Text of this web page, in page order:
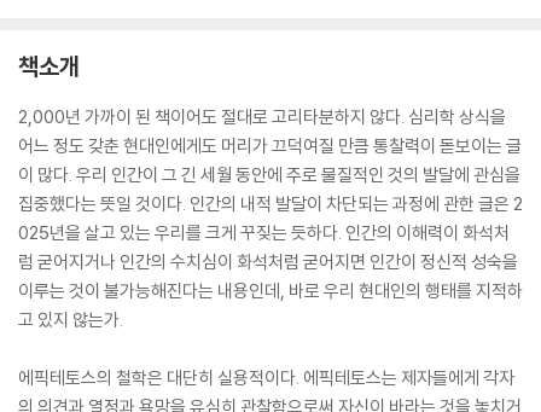
책소개
2,000년 가까이 된 책이어도 절대로 고리타분하지 않다. 심리학 상식을
어느 정도 갖춘 현대인에게도 머리가 끄덕여질 만큼 통찰력이 돋보이는 글
이 많다. 우리 인간이 그 긴 세월 동안에 주로 물질적인 것의 발달에 관심을
집중했다는 뜻일 것이다. 인간의 내적 발달이 차단되는 과정에 관한 글은 2
025년을 살고 있는 우리를 크게 꾸짖는 듯하다. 인간의 이해력이 화석처
럼 굳어지거나 인간의 수치심이 화석처럼 굳어지면 인간이 정신적 성숙을
이루는 것이 불가능해진다는 내용인데, 바로 우리 현대인의 행태를 지적하
고 있지 않는가.
에픽테토스의 철학은 대단히 실용적이다. 에픽테토스는 제자들에게 각자
의 의견과 열정과 욕망을 유심히 관찰함으로써 자신이 바라는 것을 놓치거